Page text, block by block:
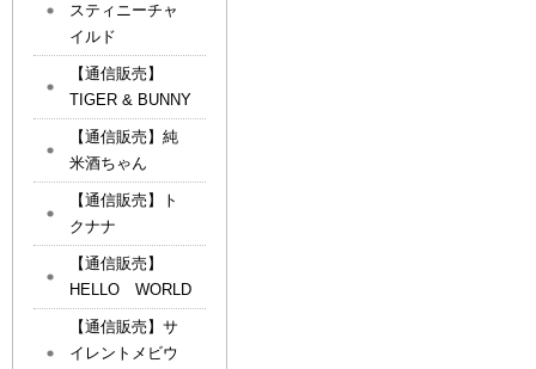
スティニーチャ
イルド
【通信販売】
TIGER & BUNNY
【通信販売】純
米酒ちゃん
【通信販売】ト
クナナ
【通信販売】
HELLO WORLD
【通信販売】サ
イレントメビウ